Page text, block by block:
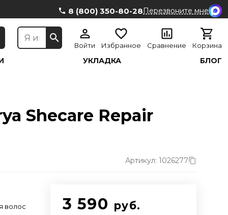
8 (800) 350-80-28Перезвоните мне
Войти Избранное Сравнение Корзина
УКЛАДКА БЛОГ
Shecare Repair
Артикул: 1026277
волос
3 590 руб.